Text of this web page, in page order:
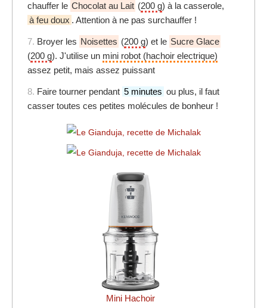
chauffer le Chocolat au Lait (200 g) à la casserole,
à feu doux . Attention à ne pas surchauffer !
7. Broyer les Noisettes (200 g) et le Sucre Glace
(200 g). J'utilise un mini robot (hachoir electrique)
assez petit, mais assez puissant
8. Faire tourner pendant 5 minutes ou plus, il faut
casser toutes ces petites molécules de bonheur !
Mini Hachoir